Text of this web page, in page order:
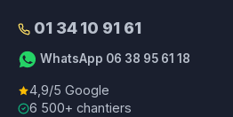
01 34 10 91 61
WhatsApp 06 38 95 61 18
4,9/5 Google
6 500+ chantiers